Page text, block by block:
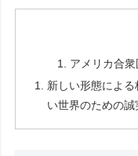
アメリカ合
新しい形態によ
い世界のための